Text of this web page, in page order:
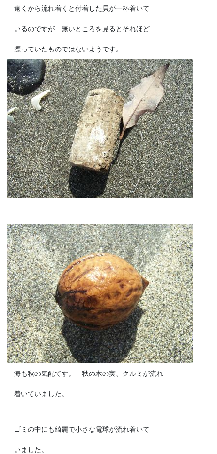
遠くから流れ着くと付着した貝が一杯着いて
いるのですが 無いところを見るとそれほど
漂っていたものではないようです。
海も秋の気配です。 秋の木の実、クルミが流れ
着いていました。
ゴミの中にも綺麗で小さな電球が流れ着いて
いました。